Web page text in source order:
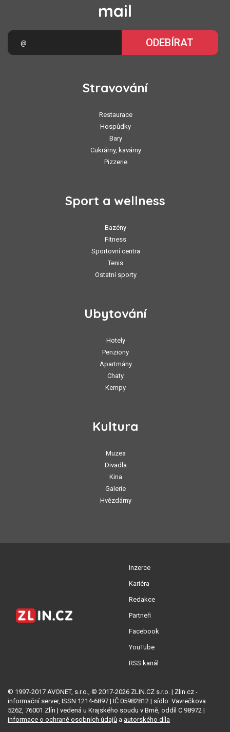
mail
ODEBÍRAT
Stravování
Restaurace
Hospůdky
Bary
Cukrárny, kavárny
Pizzerie
Sport a wellness
Bazény
Fitness
Sportovní centra
Tenis
Ostatní sporty
Ubytování
Hotely
Penziony
Apartmány
Chaty
Kempy
Kultura
Muzea
Divadla
Kina
Galerie
Hvězdárny
Inzerce
Kariéra
Redakce
Partneři
Facebook
YouTube
RSS kanál
© 1997-2017 AVONET, s.r.o., © 2017-2026 ZLIN.CZ s.r.o. | Zlin.cz -
informační server, ISSN 1214-6897 | IČ 05982812 | sídlo: Vavrečkova
5262, 76001 Zlín | vedená u Krajského soudu v Brně, oddíl C 98972 |
informace o ochraně osobních údajů a autorského díla